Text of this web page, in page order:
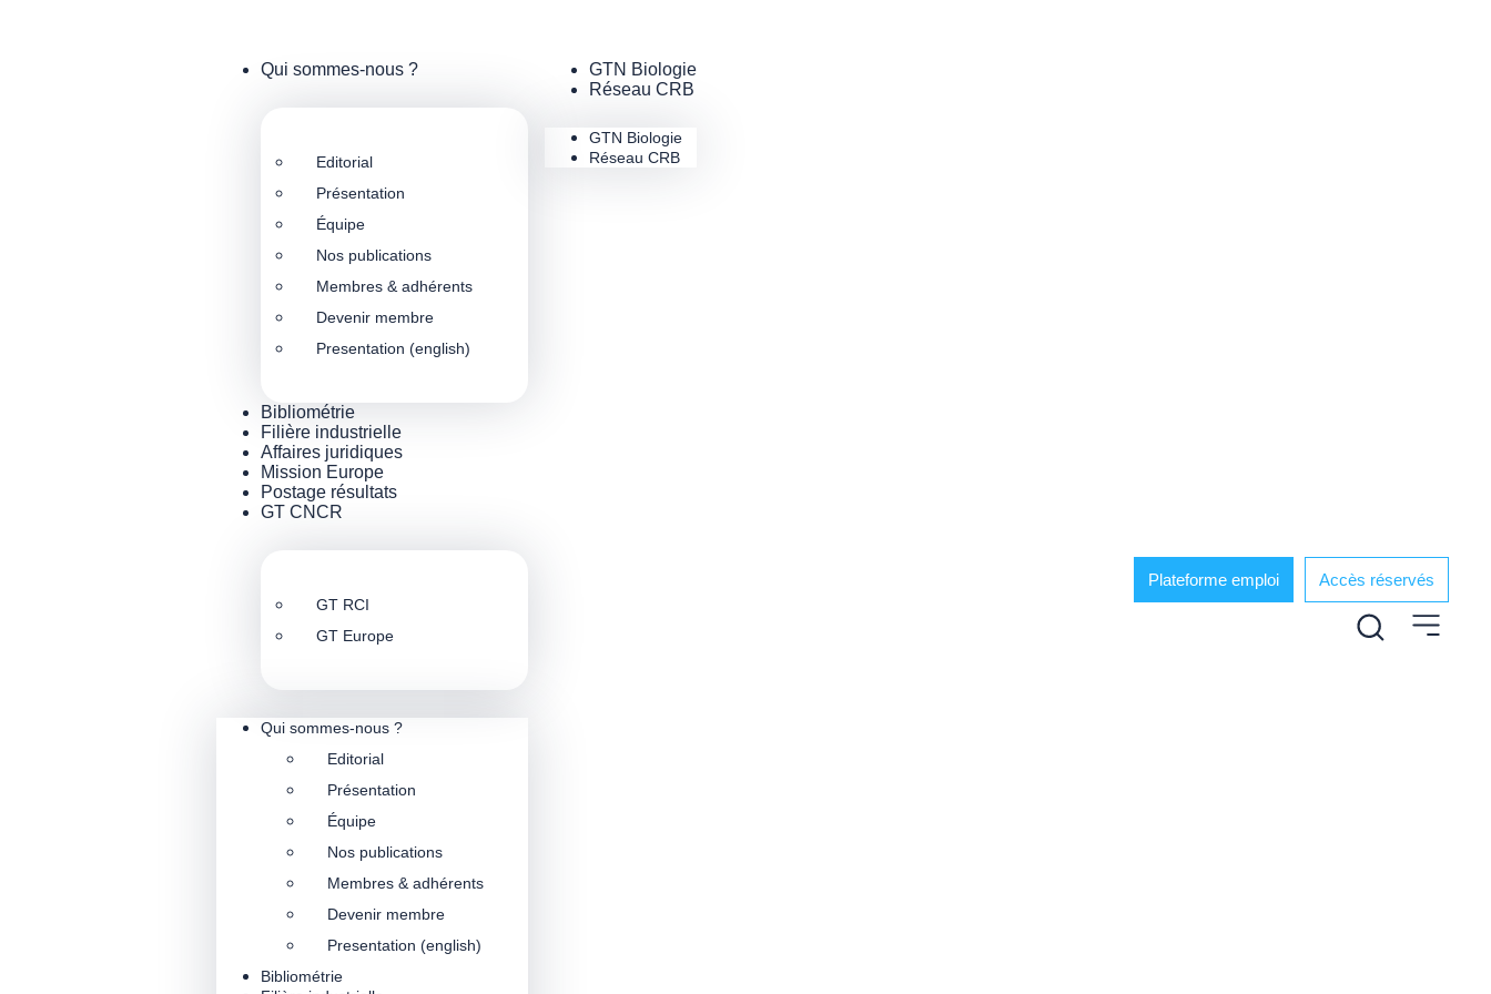
Qui sommes-nous ?
Editorial
Présentation
Équipe
Nos publications
Membres & adhérents
Devenir membre
Presentation (english)
Bibliométrie
Filière industrielle
Affaires juridiques
Mission Europe
Postage résultats
GT CNCR
GT RCI
GT Europe
Qui sommes-nous ?
Editorial
Présentation
Équipe
Nos publications
Membres & adhérents
Devenir membre
Presentation (english)
Bibliométrie
GTN Biologie
Réseau CRB
GTN Biologie
Réseau CRB
Plateforme emploi Accès réservés